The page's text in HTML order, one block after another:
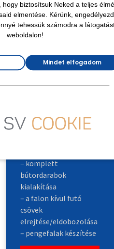
Dekor,-
és dizájn
elemek
készítése
– boltívek
– lépcsőzetes
– komplett
bútordarabok
kialakítása
– a falon kívül futó
csövek
elrejtése/eldobozolása
– pengefalak készítése
hogy biztosítsuk Neked a teljes
elmentése. Kérünk,
tehessük számodra a
weboldalon!
Mindet elfogadom